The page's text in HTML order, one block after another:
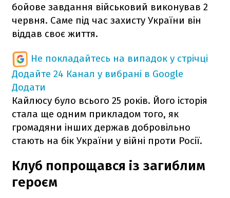
бойове завдання військовий виконував 2
червня. Саме під час захисту України він
віддав своє життя.
Не покладайтесь на випадок у стрічці
Додайте 24 Канал у вибрані в Google
Додати
Кайлюсу було всього 25 років. Його історія
стала ще одним прикладом того, як
громадяни інших держав добровільно
стають на бік України у війні проти Росії.
Клуб попрощався із загиблим
героєм